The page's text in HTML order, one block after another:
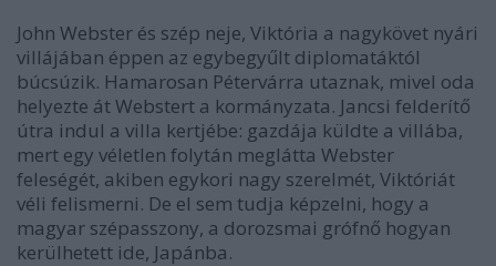
John Webster és szép neje, Viktória a nagykövet nyári
villájában éppen az egybegyűlt diplomatáktól
búcsúzik. Hamarosan Pétervárra utaznak, mivel oda
helyezte át Webstert a kormányzata. Jancsi felderítő
útra indul a villa kertjébe: gazdája küldte a villába,
mert egy véletlen folytán meglátta Webster
feleségét, akiben egykori nagy szerelmét, Viktóriát
véli felismerni. De el sem tudja képzelni, hogy a
magyar szépasszony, a dorozsmai grófnő hogyan
kerülhetett ide, Japánba.